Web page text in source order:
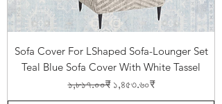
Sofa Cover For LShaped Sofa-Lounger Set
Teal Blue Sofa Cover With White Tassel
Regular Price
১,৮১৭.০০₹ Sale Price
১,৪৫৩.৬০₹